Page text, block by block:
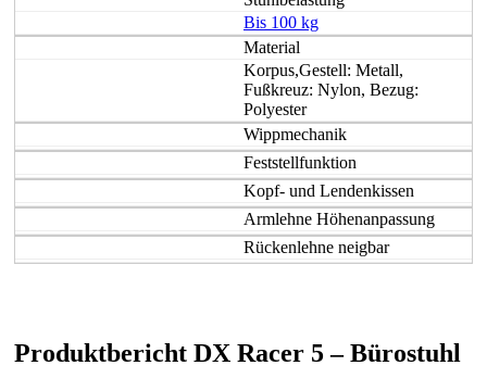
Bis 100 kg
Material
Korpus,Gestell: Metall,
Fußkreuz: Nylon, Bezug:
Polyester
Wippmechanik
Feststellfunktion
Kopf- und Lendenkissen
Armlehne Höhenanpassung
Rückenlehne neigbar
Produktbericht DX Racer 5 – Bürostuhl